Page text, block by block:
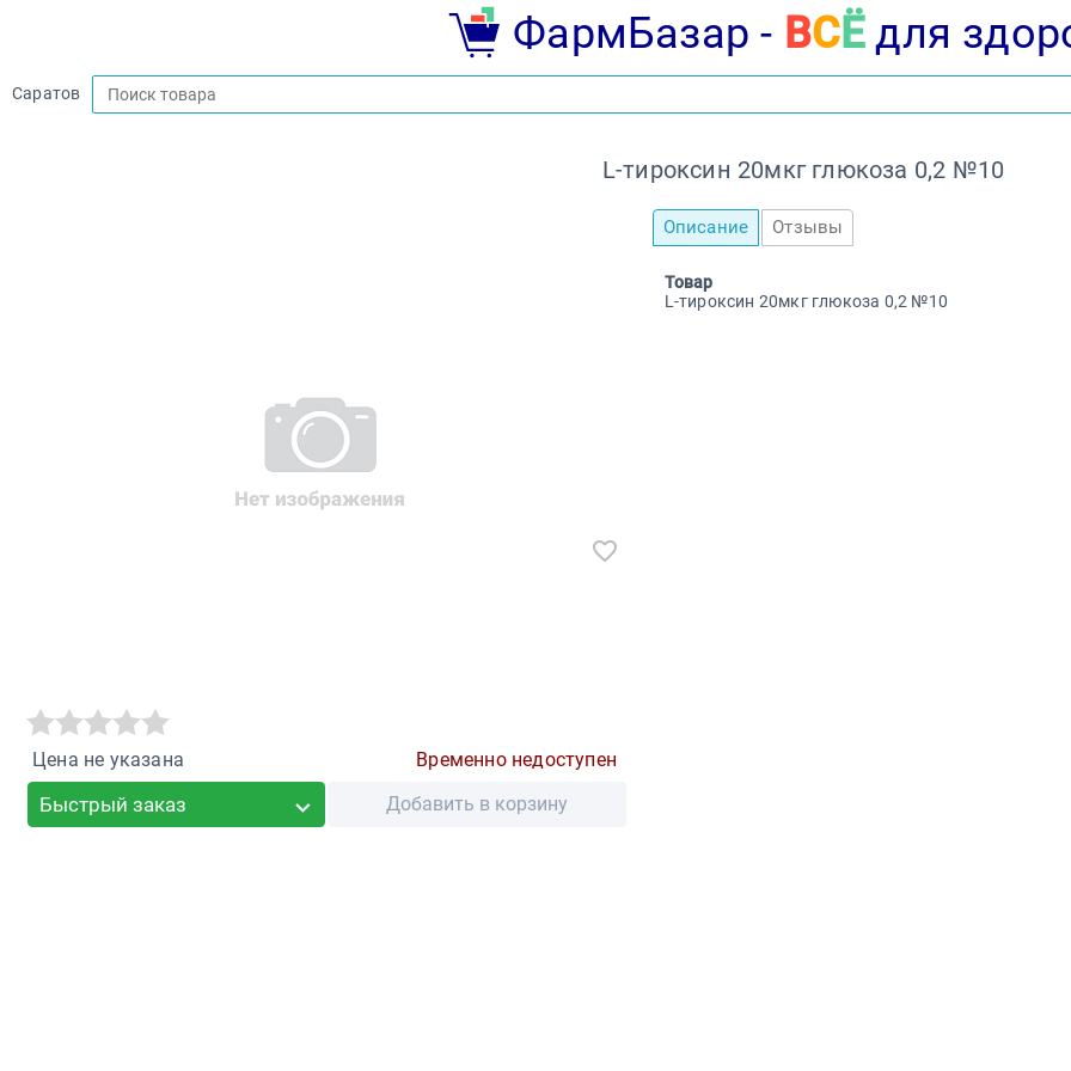
ФармБазар - ВСЁдля
Саратов
L-тироксин 20мкг глюкоза 0,2 №10
Цена не указана Временно недоступен
Быстрый заказ Добавить в корзину
Описание Отзывы
Товар
L-тироксин 20мкг глюкоза 0,2 №10